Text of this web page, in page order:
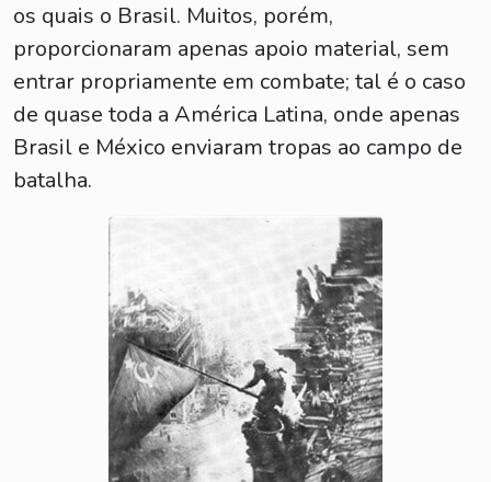
os quais o Brasil. Muitos, porém,
proporcionaram apenas apoio material, sem
entrar propriamente em combate; tal é o caso
de quase toda a América Latina, onde apenas
Brasil e México enviaram tropas ao campo de
batalha.